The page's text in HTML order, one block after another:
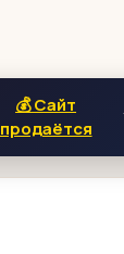
💰 Сайт
продаётся